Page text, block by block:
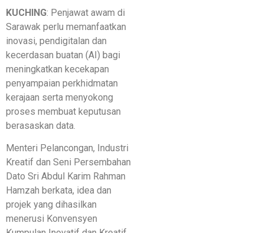
KUCHING: Penjawat awam di
Sarawak perlu memanfaatkan
inovasi, pendigitalan dan
kecerdasan buatan (AI) bagi
meningkatkan kecekapan
penyampaian perkhidmatan
kerajaan serta menyokong
proses membuat keputusan
berasaskan data.
Menteri Pelancongan, Industri
Kreatif dan Seni Persembahan
Dato Sri Abdul Karim Rahman
Hamzah berkata, idea dan
projek yang dihasilkan
menerusi Konvensyen